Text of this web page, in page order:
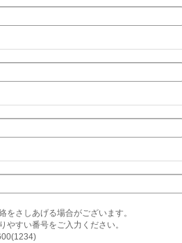
をさしあげる場合がございます。
やすい番号をご入力ください。